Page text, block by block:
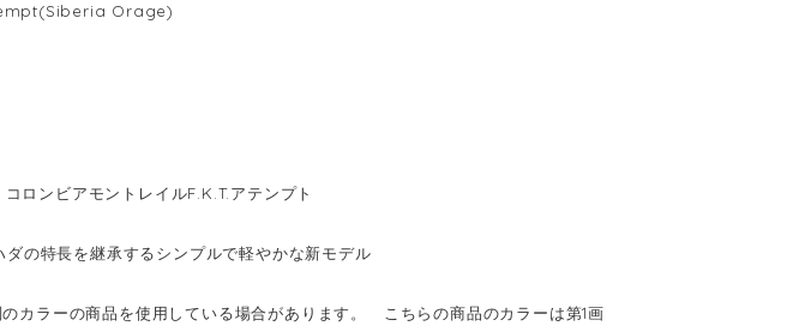
Orage)
ンビアモントレイルF.K.T.アテンプト
の特長を継承するシンプルで軽やかな新モデル
ラーの商品を使用している場合があります。 こちらの商品のカラーは第1画